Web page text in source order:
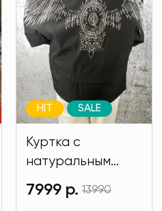
Куртка с
натуральным
мехом и на
подкладе кролик
HIT SALE
7999 р. 13990